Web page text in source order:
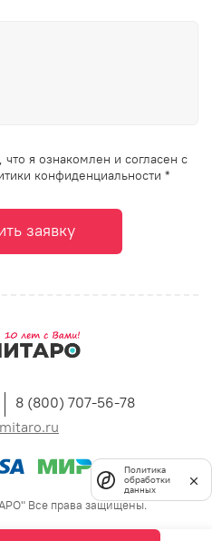
я ознакомлен и согласен с
конфиденциальности *
заявку
8 (800) 707-56-78
Все права защищены.
Политика
обработки
данных